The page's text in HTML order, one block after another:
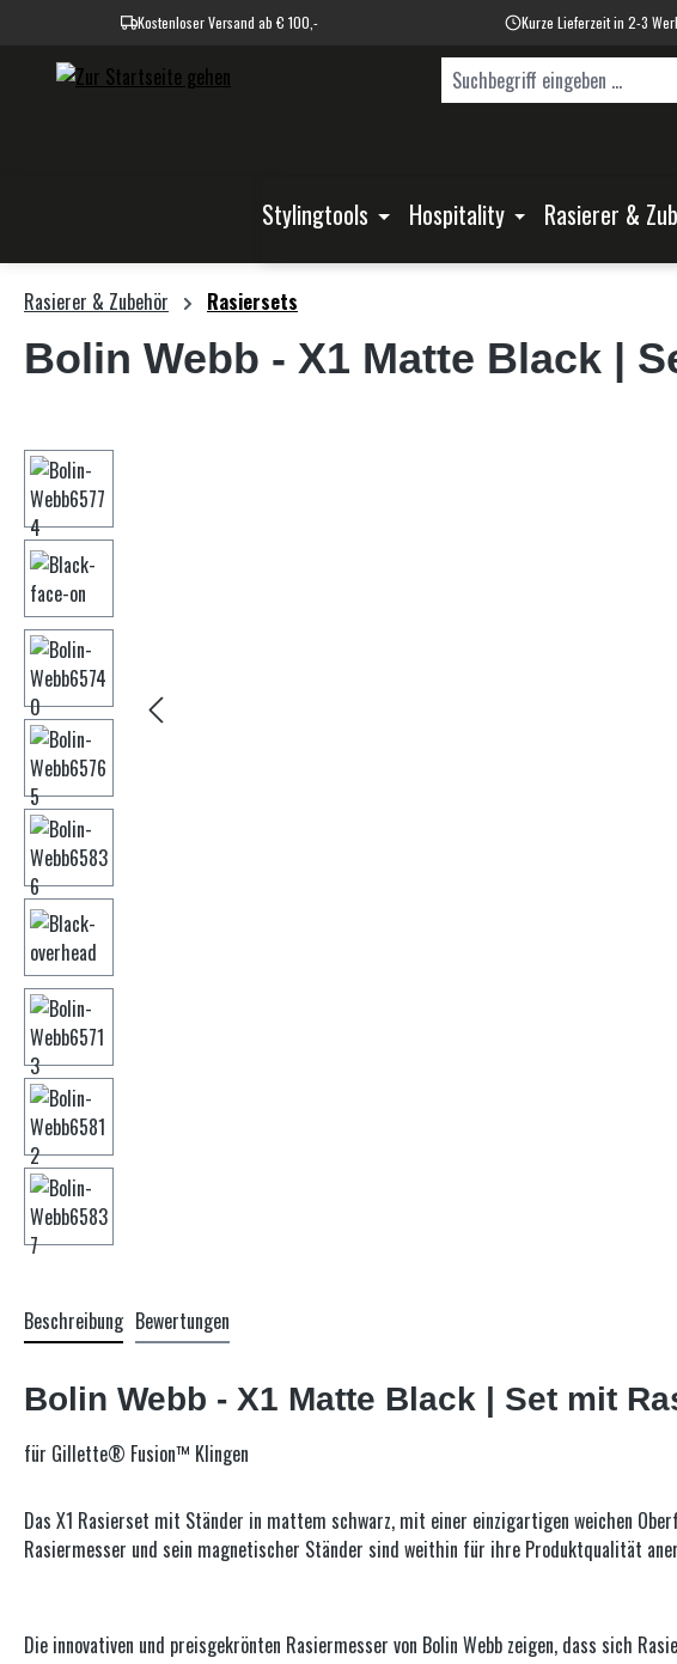
Zur Hauptnavigation springen
Kostenloser Versand ab € 100,- Kurze Lieferzeit in 2-3
Stylingtools Hospitality Rasierer &
Rasierer & Zubehör Rasiersets
Bolin Webb - X1 Matte Black |
Bildergalerie überspringen
Beschreibung Bewertungen
Bolin Webb - X1 Matte Black | Set mit
für Gillette® Fusion™ Klingen
Das X1 Rasierset mit Ständer in mattem schwarz, mit einer einzigartigen weichen
Rasiermesser und sein magnetischer Ständer sind weithin für ihre Produktqualität
Die innovativen und preisgekrönten Rasiermesser von Bolin Webb zeigen, dass sich